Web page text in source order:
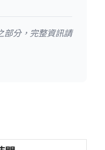
分，完整資訊請